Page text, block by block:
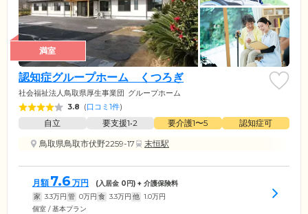
満室
認知症グループホーム くつろぎ
社会福祉法人鳥取県厚生事業団 グループホーム
3.8 (口コミ1件)
自立 要支援1•2 要介護1〜5
認知症可
鳥取県鳥取市伏野2259-17
末恒駅
月額 7.6 万円 (入居金 0円) + 介護保険料
家 3.3万円 管 0万円 食 3.3万円 他 1.0万円
個室 / 基本プラン